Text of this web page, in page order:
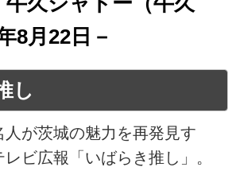
8月22日－
し
人が茨城の魅力を再発見す
ビ広報「いばらき推し」。